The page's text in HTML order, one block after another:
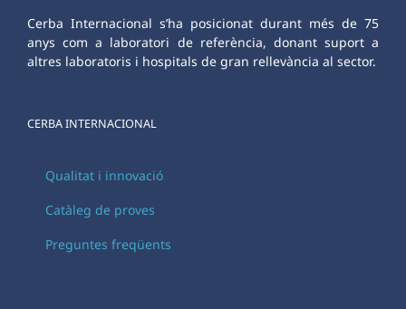
Cerba Internacional s’ha posicionat durant més de 75
anys com a laboratori de referència, donant suport a
altres laboratoris i hospitals de gran rellevància al sector.
CERBA INTERNACIONAL
Qualitat i innovació
Catàleg de proves
Preguntes freqüents